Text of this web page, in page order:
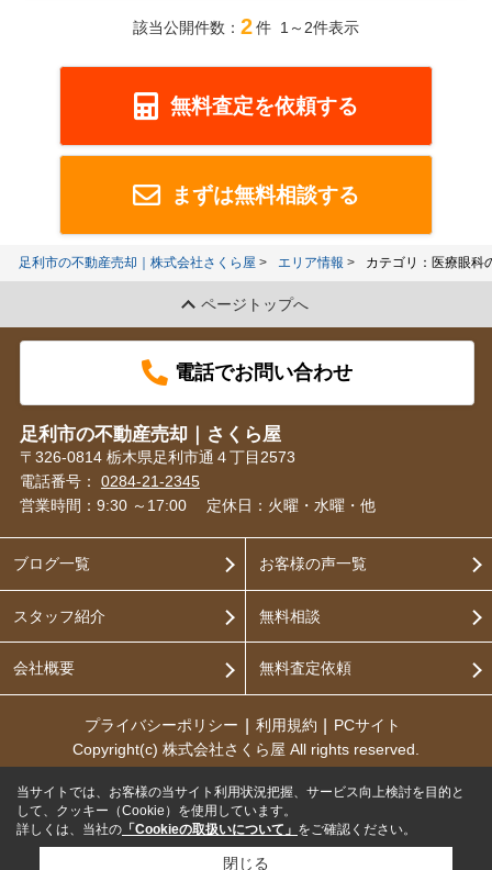
該当公開件数： 2件 1～2件表示
無料査定を依頼する
まずは無料相談する
足利市の不動産売却｜株式会社さくら屋 エリア情報 カテゴリ：医療眼科
ページトップへ
電話でお問い合わせ
足利市の不動産売却｜さくら屋
〒326-0814 栃木県足利市通４丁目2573
電話番号： 0284-21-2345
営業時間：9:30 ～17:00
定休日：火曜・水曜・他
ブログ一覧
スタッフ紹介
会社概要
お客様の声一覧
無料相談
無料査定依頼
プライバシーポリシー 利用規約
PCサイト
Copyright(c) 株式会社さくら屋 All rights reserved.
当サイトでは、お客様の当サイト利用状況把握、サービス向上検討を目的と
して、クッキー（Cookie）を使用しています。
詳しくは、当社の 「Cookieの取扱いについて」 をご確認ください。
閉じる